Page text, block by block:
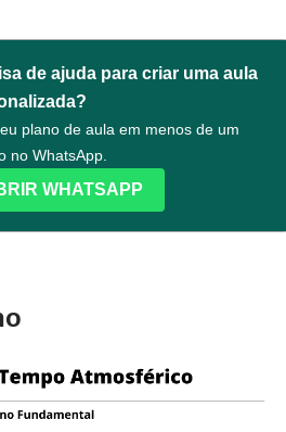
de ajuda para criar uma aula
plano de aula em menos de um
no WhatsApp.
WHATSAPP